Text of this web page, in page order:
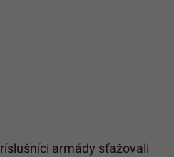
armády sťažovali